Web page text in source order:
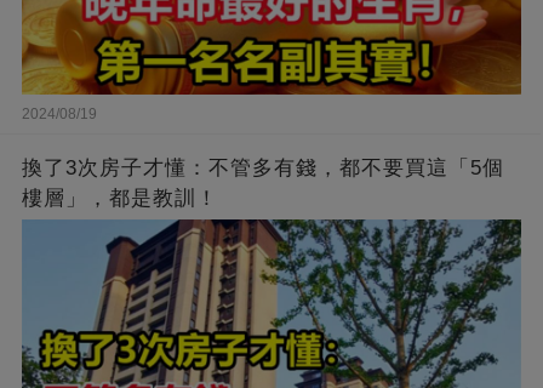
2024/08/19
換了3次房子才懂：不管多有錢，都不要買這「5個
樓層」，都是教訓！